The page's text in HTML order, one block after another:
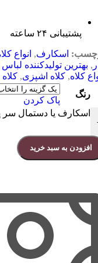
پشتیبانی ۲۴ ساعته
اسکارف, انواع
, بهترین تولیدکننده
کلاه, کلاه اشپزی,
رنگ
پاک کردن
اسکارف یا دستمال
افزودن به سبد خرید